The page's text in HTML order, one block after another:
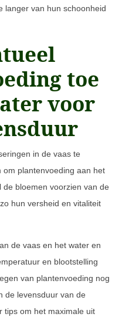
langer van hun schoonheid
toe
voor
in de vaas te
plantenvoeding aan het
bloemen voorzien van de
hun versheid en vitaliteit
de vaas en het water en
en blootstelling
van plantenvoeding nog
de levensduur van de
tips om het maximale uit